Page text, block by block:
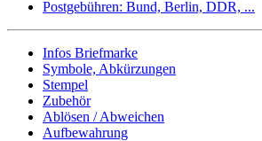
Postgebühren: Bund, Berlin, DDR, ...
Infos Briefmarke
Symbole, Abkürzungen
Stempel
Zubehör
Ablösen / Abweichen
Aufbewahrung